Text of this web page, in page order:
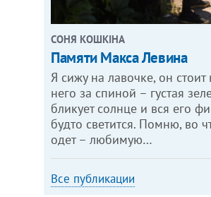
СОНЯ КОШКІНА
Памяти Макса Левина
Я сижу на лавочке, он стоит
него за спиной – густая
бликует солнце и вся его
будто светится. Помню, во
одет – любимую…
Все публикации